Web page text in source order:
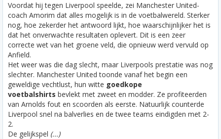
Voordat hij tegen Liverpool speelde, zei Manchester United-
coach Amorim dat alles mogelijk is in de voetbalwereld. Sterker
nog, hoe zekerder het antwoord lijkt, hoe waarschijnlijker het is
dat het onverwachte resultaten oplevert. Dit is een zeer
correcte wet van het groene veld, die opnieuw werd vervuld op
Anfield.
Het weer was die dag slecht, maar Liverpools prestatie was nog
slechter. Manchester United toonde vanaf het begin een
geweldige vechtlust, hun witte goedkope
voetbalshirts bevlekt met zweet en modder. Ze profiteerden
van Arnolds fout en scoorden als eerste. Natuurlijk counterde
Liverpool snel na balverlies en de twee teams eindigden met 2-
2.
De gelijkspel (...)